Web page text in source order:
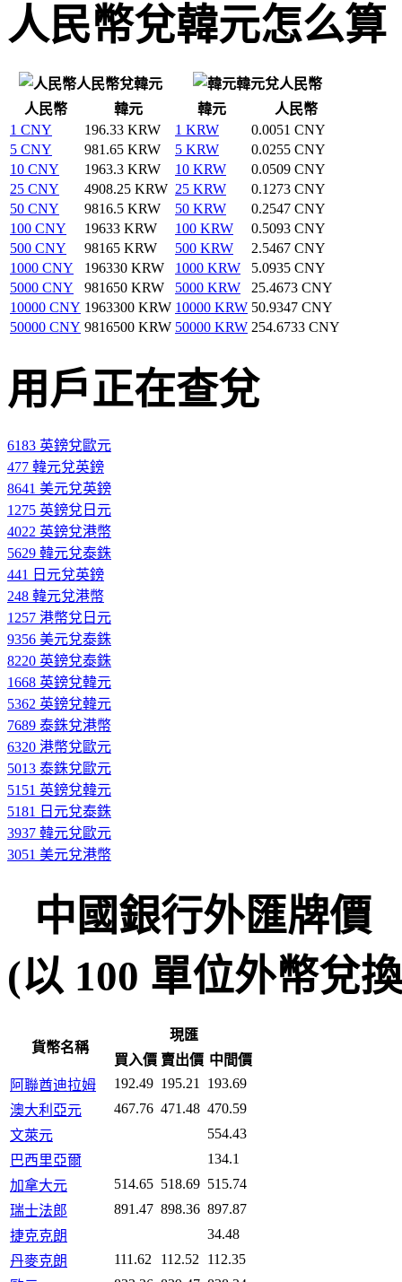
人民幣兌韓元怎么算
人民幣兌韓元
韓元兌人民幣
人民幣
韓元 韓元
人民幣
1 CNY
196.33 KRW 1 KRW
0.0051 CNY
5 CNY
981.65 KRW 5 KRW
0.0255 CNY
10 CNY
1963.3 KRW 10 KRW
0.0509 CNY
25 CNY
4908.25 KRW 25 KRW
0.1273 CNY
50 CNY
9816.5 KRW 50 KRW
0.2547 CNY
100 CNY
19633 KRW 100 KRW
0.5093 CNY
500 CNY
98165 KRW 500 KRW
2.5467 CNY
1000 CNY
196330 KRW 1000 KRW
5.0935 CNY
5000 CNY
981650 KRW 5000 KRW
25.4673 CNY
10000 CNY 1963300 KRW 10000 KRW 50.9347 CNY
50000 CNY 9816500 KRW 50000 KRW 254.6733 CNY
用戶正在查兌
6183 英鎊兌歐元
477 韓元兌英鎊
8641 美元兌英鎊
1275 英鎊兌日元
4022 英鎊兌港幣
5629 韓元兌泰銖
441 日元兌英鎊
248 韓元兌港幣
1257 港幣兌日元
9356 美元兌泰銖
8220 英鎊兌泰銖
1668 英鎊兌韓元
5362 英鎊兌韓元
7689 泰銖兌港幣
6320 港幣兌歐元
5013 泰銖兌歐元
5151 英鎊兌韓元
5181 日元兌泰銖
3937 韓元兌歐元
3051 美元兌港幣
中國銀行外匯牌價
(以 100 單位外幣兌
貨幣名稱
現匯
買入價 賣出價 中間價
阿聯酋迪拉姆
192.49 195.21
193.69
澳大利亞元
467.76 471.48 470.59
文萊元
554.43
巴西里亞爾
134.1
加拿大元
514.65 518.69 515.74
瑞士法郎
891.47 898.36 897.87
捷克克朗
34.48
丹麥克朗
111.62 112.52
112.35